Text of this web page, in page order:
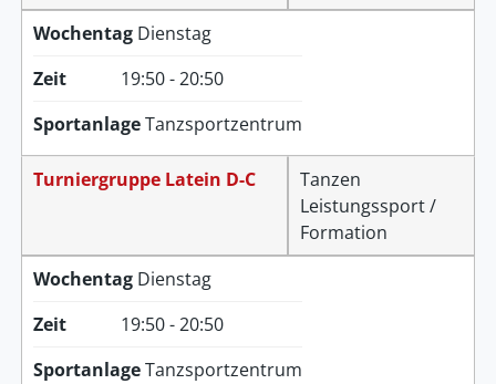
Wochentag Dienstag
Zeit
19:50 - 20:50
SportanlageTanzsportzentrum
Turniergruppe Latein D-C
Tanzen
Leistungssport /
Formation
Wochentag Dienstag
Zeit
19:50 - 20:50
SportanlageTanzsportzentrum